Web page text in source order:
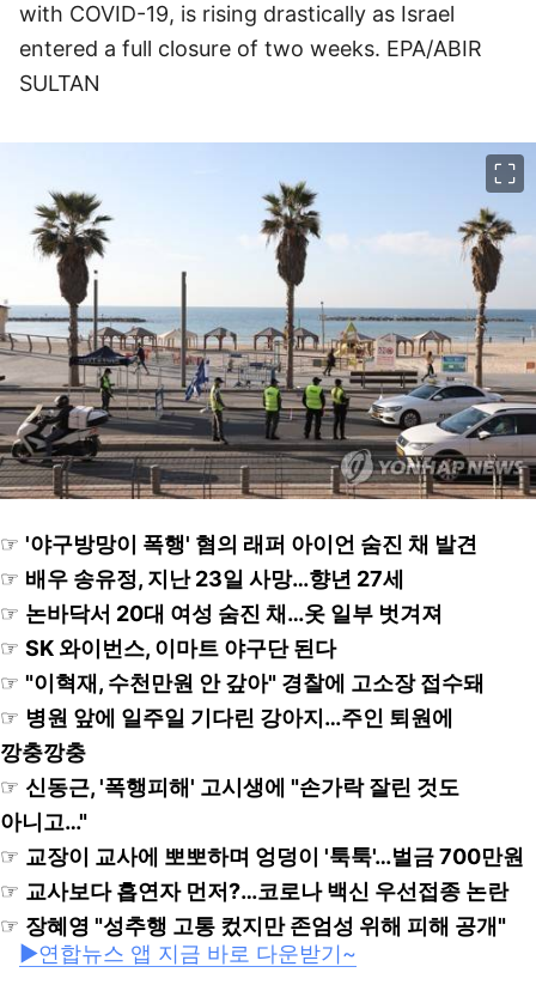
with COVID-19, is rising drastically as Israel
entered a full closure of two weeks. EPA/ABIR
SULTAN
☞ '야구방망이 폭행' 혐의 래퍼 아이언 숨진 채 발견
☞ 배우 송유정, 지난 23일 사망…향년 27세
☞ 논바닥서 20대 여성 숨진 채…옷 일부 벗겨져
☞ SK 와이번스, 이마트 야구단 된다
☞ "이혁재, 수천만원 안 갚아" 경찰에 고소장 접수돼
☞ 병원 앞에 일주일 기다린 강아지…주인 퇴원에
깡충깡충
☞ 신동근, '폭행피해' 고시생에 "손가락 잘린 것도
아니고…"
☞ 교장이 교사에 뽀뽀하며 엉덩이 '툭툭'…벌금 700만원
☞ 교사보다 흡연자 먼저?…코로나 백신 우선접종 논란
☞ 장혜영 "성추행 고통 컸지만 존엄성 위해 피해 공개"
▶연합뉴스 앱 지금 바로 다운받기~